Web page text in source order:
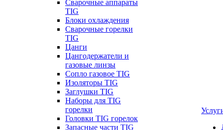
Сварочные аппараты
TIG
Блоки охлаждения
Сварочные горелки
TIG
Цанги
Цангодержатели и
газовые линзы
Сопло газовое TIG
Изоляторы TIG
Заглушки TIG
Наборы для TIG
горелки
Головки TIG горелок
Запасные части TIG